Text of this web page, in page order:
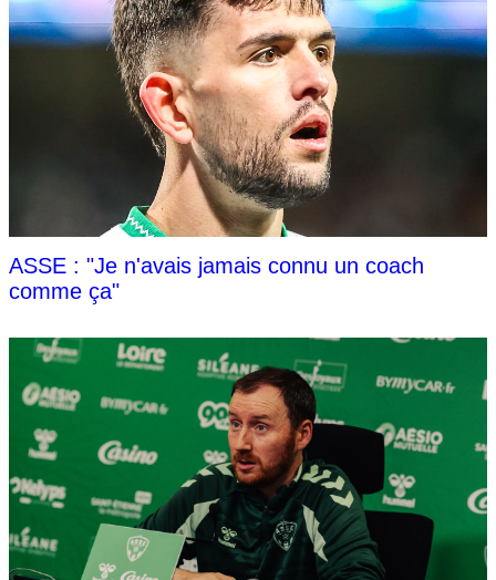
ASSE : "Je n'avais jamais connu un coach
comme ça"